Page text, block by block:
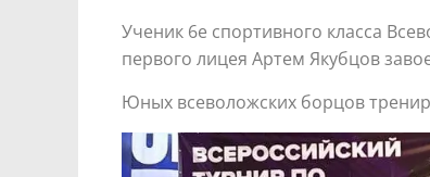
Ученик 6е спортивного класса
первого лицея Артем Якубцов
Юных всеволожских борцов